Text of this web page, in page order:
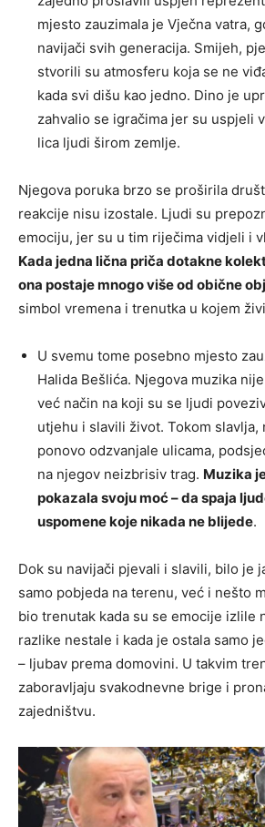
mjesto zauzimala je Vječna vatra,
navijači svih generacija. Smijeh,
stvorili su atmosferu koja se ne
kada svi dišu kao jedno. Dino je
zahvalio se igračima jer su uspjeli
lica ljudi širom zemlje.
Njegova poruka brzo se proširila
reakcije nisu izostale. Ljudi su
emociju, jer su u tim riječima vidjeli i
Kada jedna lična priča dotakne
ona postaje mnogo više od obične
simbol vremena i trenutka u kojem
U svemu tome posebno mjesto
Halida Bešlića. Njegova muzika
već način na koji su se ljudi
utjehu i slavili život. Tokom slavlja,
ponovo odzvanjale ulicama,
na njegov neizbrisiv trag. Muzika
pokazala svoju moć – da spaja
uspomene koje nikada ne blijede.
Dok su navijači pjevali i slavili, bilo je
samo pobjeda na terenu, već i nešto
bio trenutak kada su se emocije izlile
razlike nestale i kada je ostala samo
– ljubav prema domovini. U takvim
zaboravljaju svakodnevne brige i
zajedništvu.